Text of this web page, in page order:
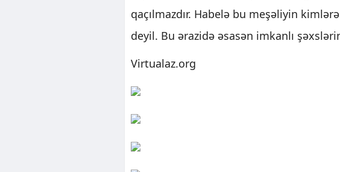
qaçılmazdır. Habelə bu meşəliyin
deyil. Bu ərazidə əsasən imkanlı
Virtualaz.org